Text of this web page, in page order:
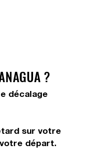
?
décalage
sur votre
départ.